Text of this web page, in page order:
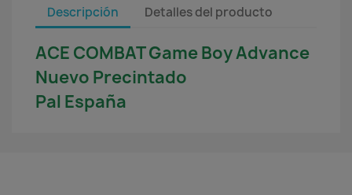
Descripción Detalles del producto
ACE COMBAT Game Boy Advance
Nuevo Precintado
Pal España